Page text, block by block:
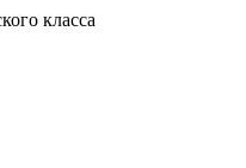
класса